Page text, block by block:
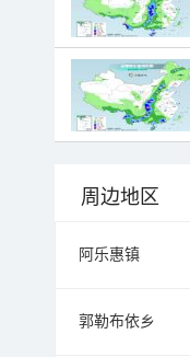
周边地区
阿乐惠镇
郭勒布依乡